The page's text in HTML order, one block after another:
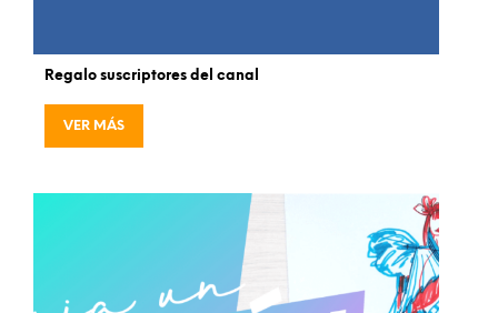
Regalo suscriptores del canal
VER MÁS